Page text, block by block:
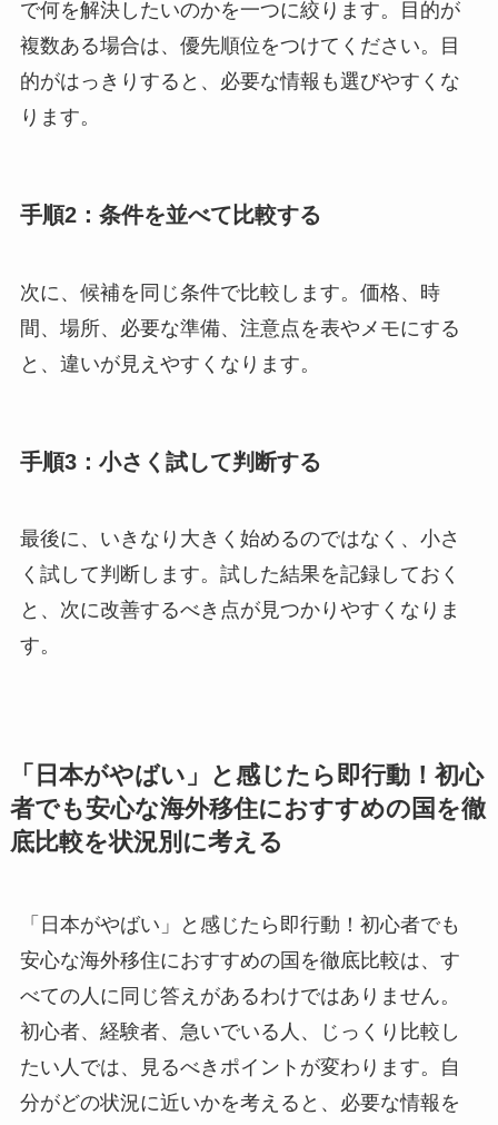
で何を解決したいのかを一つに絞ります。目的が
複数ある場合は、優先順位をつけてください。目
的がはっきりすると、必要な情報も選びやすくな
ります。
手順2：条件を並べて比較する
次に、候補を同じ条件で比較します。価格、時
間、場所、必要な準備、注意点を表やメモにする
と、違いが見えやすくなります。
手順3：小さく試して判断する
最後に、いきなり大きく始めるのではなく、小さ
く試して判断します。試した結果を記録しておく
と、次に改善するべき点が見つかりやすくなりま
す。
「日本がやばい」と感じたら即行動！初心
者でも安心な海外移住におすすめの国を徹
底比較を状況別に考える
「日本がやばい」と感じたら即行動！初心者でも
安心な海外移住におすすめの国を徹底比較は、す
べての人に同じ答えがあるわけではありません。
初心者、経験者、急いでいる人、じっくり比較し
たい人では、見るべきポイントが変わります。自
分がどの状況に近いかを考えると、必要な情報を